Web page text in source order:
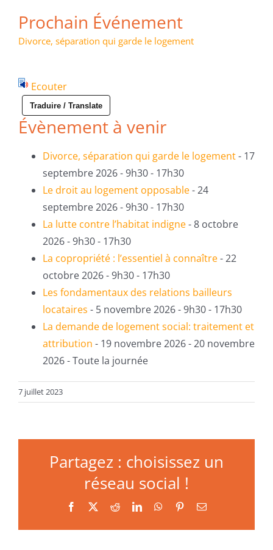
Prochain Événement
Divorce, séparation qui garde le logement
Ecouter
Traduire / Translate
Évènement à venir
Divorce, séparation qui garde le logement- 17
septembre 2026 - 9h30 - 17h30
Le droit au logement opposable- 24
septembre 2026 - 9h30 - 17h30
La lutte contre l’habitat indigne- 8 octobre
2026 - 9h30 - 17h30
La copropriété : l’essentiel à connaître- 22
octobre 2026 - 9h30 - 17h30
Les fondamentaux des relations bailleurs
locataires - 5 novembre 2026 - 9h30 - 17h30
La demande de logement social: traitement et
attribution - 19 novembre 2026 - 20 novembre
2026 - Toute la journée
7 juillet 2023
Partagez : choisissez un
réseau social !
Facebook RedditLinkedInWhatsApp
PinterestEmail